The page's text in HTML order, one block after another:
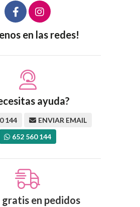
en las redes!
ayuda?
144
ENVIAR EMAIL
652 560 144
gratis en pedidos